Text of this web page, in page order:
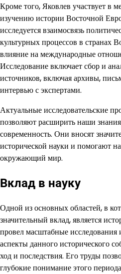
Кроме того, Яковлев участвует в
изучению истории Восточной
исследуется взаимосвязь
культурных процессов в странах
влияние на международные
Исследование включает сбор и
источников, включая архивы,
интервью с экспертами.
Актуальные исследовательские
позволяют расширить наши
современность. Они вносят
исторической науки и помогают
окружающий мир.
Вклад в науку
Одной из основных областей, в
значительный вклад, является
провел масштабные исследования
аспекты данного исторического
ход и последствия. Его труды
глубокие понимание этого